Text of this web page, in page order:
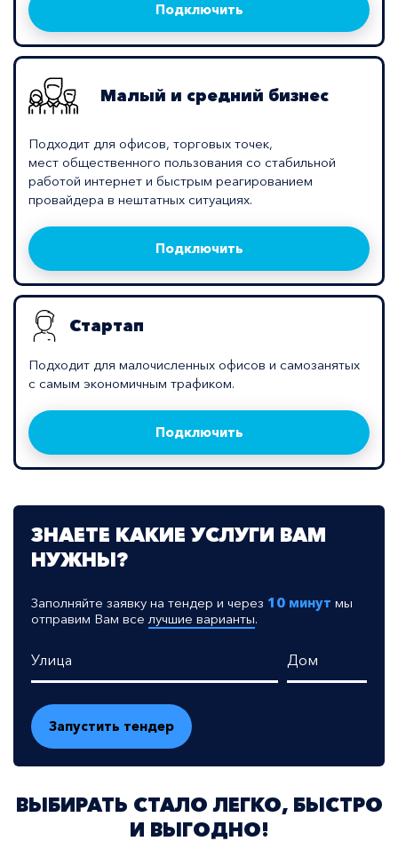
Подключить
Малый и средний бизнес
Подходит для офисов, торговых точек,
мест общественного пользования со стабильной
работой интернет и быстрым реагированием
провайдера в нештатных ситуациях.
Подключить
Стартап
Подходит для малочисленных офисов и самозанятых
с самым экономичным трафиком.
Подключить
ЗНАЕТЕ КАКИЕ УСЛУГИ ВАМ
НУЖНЫ?
Заполняйте заявку на тендер и через 10 минут мы
отправим Вам вселучшие варианты.
Улица Дом
ВЫБИРАТЬ СТАЛО ЛЕГКО, БЫСТРО
И ВЫГОДНО!